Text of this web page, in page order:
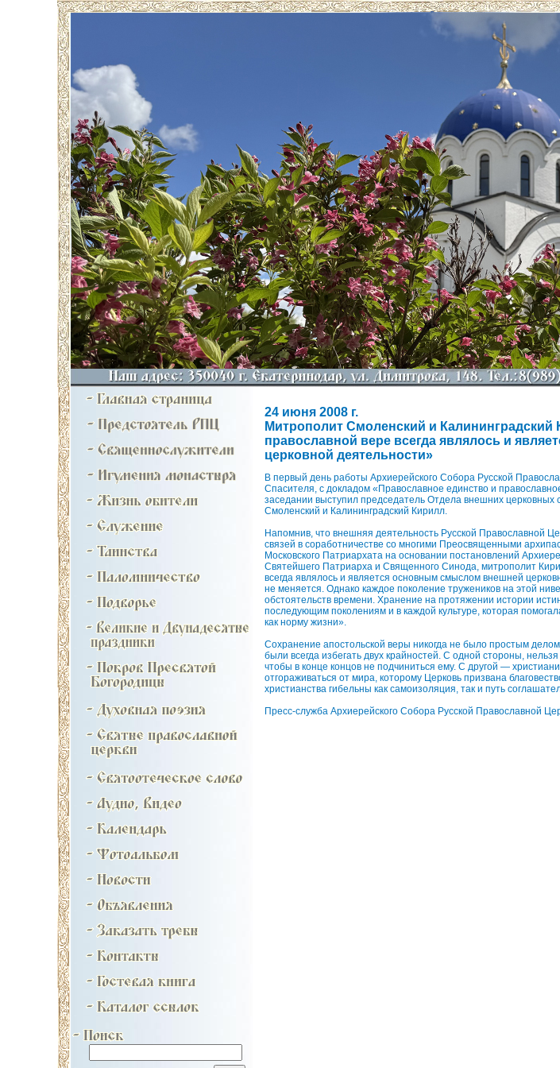
24 июня 2008 г.
Митрополит Смоленский и Калининградский
православной вере всегда являлось и
церковной деятельности»
В первый день работы Архиерейского Собора Русской
Спасителя, с докладом «Православное единство и
заседании выступил председатель Отдела внешних церковных
Смоленский и Калининградский Кирилл.
Напомнив, что внешняя деятельность Русской Православной
связей в соработничестве со многими Преосвященными
Московского Патриархата на основании постановлений
Святейшего Патриарха и Священного Синода, митрополит
всегда являлось и является основным смыслом внешней
не меняется. Однако каждое поколение тружеников на этой
обстоятельств времени. Хранение на протяжении истории
последующим поколениям и в каждой культуре, которая
как норму жизни».
Сохранение апостольской веры никогда не было простым
были всегда избегать двух крайностей. С одной стороны,
чтобы в конце концов не подчиниться ему. С другой —
отгораживаться от мира, которому Церковь призвана
христианства гибельны как самоизоляция, так и путь
Пресс-служба Архиерейского Собора Русской Православной